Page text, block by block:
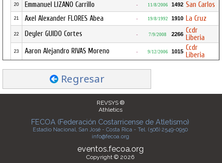
20 Emmanuel LIZANO Carrillo - 11/8/2006 1492 San Carlos
21 Axel Alexander FLORES Abea - 19/8/1992 1910 La Cruz
22 Deyler GUIDO Cortes - 7/9/2008 2266 Ccdr
Liberia
23 Aaron Alejandro RIVAS Moreno - 9/12/2006 1015 Ccdr
Liberia
Regresar
REVSYS ®
Athletics
FECOA (Federación Costarricense de Atletismo)
Estadio Nacional, San José - Costa Rica - Tel. (506) 2549-0950
info@fecoa.org
eventos.fecoa.org
Copyright © 2026